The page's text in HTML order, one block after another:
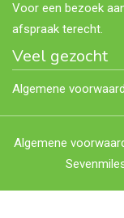
Voor een bezoek
afspraak terecht.
Veel gezocht
Algemene
Algemene